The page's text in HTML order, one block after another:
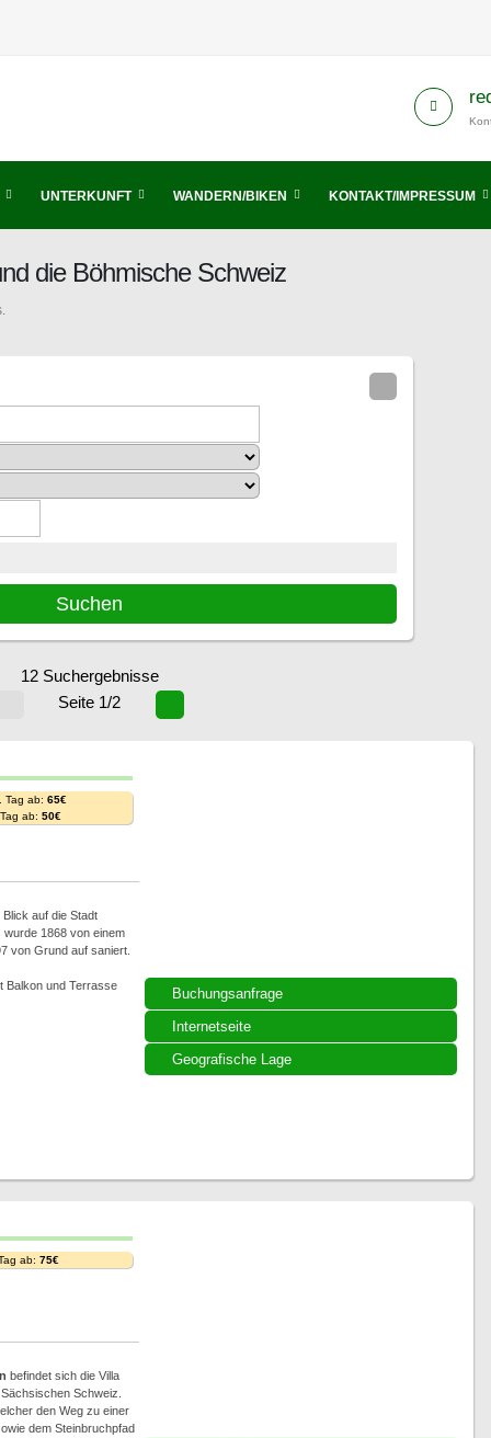
UNTERKUNFT WANDERN/BIKEN KONTAKT/IMPRESSUM
die Böhmische Schweiz
12 Suchergebnisse
Seite 1/2
Buchungsanfrage
Internetseite
Geografische Lage
Tag ab: 65€
ab: 50€
auf die Stadt
1868 von einem
von Grund auf saniert.
Balkon und Terrasse
ab: 75€
befindet sich die Villa
Schweiz.
den Weg zu einer
dem Steinbruchpfad